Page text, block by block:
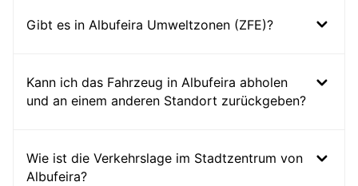
Gibt es in Albufeira Umweltzonen (ZFE)?
Kann ich das Fahrzeug in Albufeira abholen
und an einem anderen Standort zurückgeben?
Wie ist die Verkehrslage im Stadtzentrum von
Albufeira?